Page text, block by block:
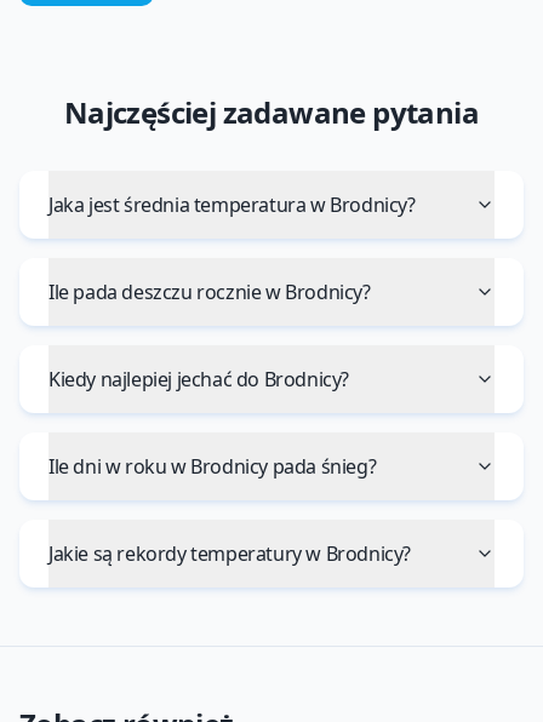
Najczęściej zadawane pytania
Jaka jest średnia temperatura w Brodnicy?
Ile pada deszczu rocznie w Brodnicy?
Kiedy najlepiej jechać do Brodnicy?
Ile dni w roku w Brodnicy pada śnieg?
Jakie są rekordy temperatury w Brodnicy?